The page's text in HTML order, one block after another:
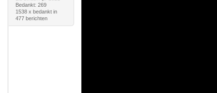
Bedankt: 269
1538 x bedankt in
477 berichten